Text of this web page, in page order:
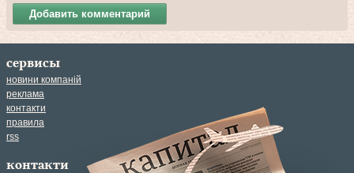
Добавить комментарий
сервисы
новини компаній
реклама
контакти
правила
rss
контакти